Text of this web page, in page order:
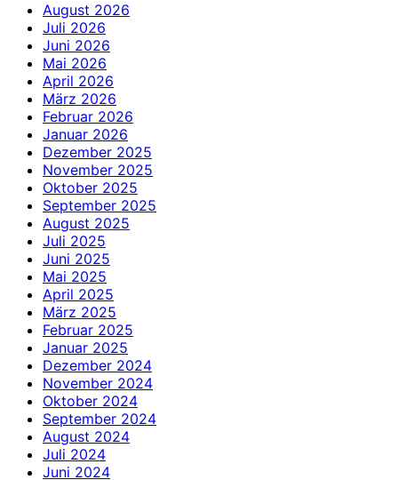
August 2026
Juli 2026
Juni 2026
Mai 2026
April 2026
März 2026
Februar 2026
Januar 2026
Dezember 2025
November 2025
Oktober 2025
September 2025
August 2025
Juli 2025
Juni 2025
Mai 2025
April 2025
März 2025
Februar 2025
Januar 2025
Dezember 2024
November 2024
Oktober 2024
September 2024
August 2024
Juli 2024
Juni 2024